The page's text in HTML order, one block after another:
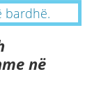
në